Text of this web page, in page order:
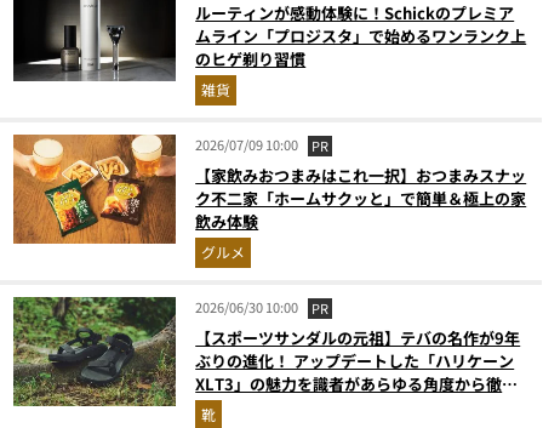
ルーティンが感動体験に！Schickのプレミア
ムライン「プロジスタ」で始めるワンランク上
のヒゲ剃り習慣
雑貨
2026/07/09 10:00 PR
【家飲みおつまみはこれ一択】おつまみスナッ
ク不二家「ホームサクッと」で簡単＆極上の家
飲み体験
グルメ
2026/06/30 10:00 PR
【スポーツサンダルの元祖】テバの名作が9年
ぶりの進化！ アップデートした「ハリケーン
XLT3」の魅力を識者があらゆる角度から徹底
解説！
靴